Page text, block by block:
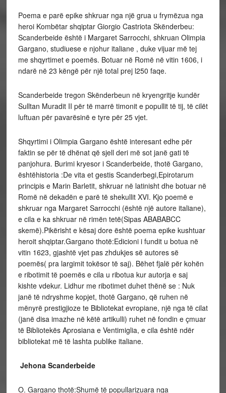
Poema e parë epike shkruar nga një grua u frymëzua nga
heroi Kombëtar shqiptar Giorgio Castriota Skënderbeu:
Scanderbeide është i Margaret Sarrocchi, shkruan Olimpia
Gargano, studiuese e njohur italiane , duke vijuar më tej
me shqyrtimet e poemës. Botuar në Romë në vitin 1606, i
ndarë në 23 këngë për një total prej l250 faqe.
Scanderbeide tregon Skënderbeun në kryengritje kundër
Sulltan Muradit II për të marrë timonit e popullit të tij, të cilët
luftuan për pavarësinë e tyre për 25 vjet.
Shqyrtimi i Olimpia Gargano është interesant edhe për
faktin se për të dhënat që sjell deri më sot janë gati të
panjohura. Burimi kryesor i Scanderbeide, thotë Gargano,
ështëhistoria :De vita et gestis Scanderbegi,Epirotarum
principis e Marin Barletit, shkruar në latinisht dhe botuar në
Romë në dekadën e parë të shekullit XVI. Kjo poemë e
shkruar nga Margaret Sarrocchi (është një autore italiane),
e cila e ka shkruar në rimën tetë(Sipas ABABABCC
skemë).Pikërisht e kësaj dore është poema epike kushtuar
heroit shqiptar.Gargano thotë:Edicioni i fundit u botua në
vitin 1623, gjashtë vjet pas zhdukjes së autores së
poemës( pra largimit tokësor të saj). Bëhet fjalë për kohën
e ribotimit të poemës e cila u ribotua kur autorja e saj
kishte vdekur. Lidhur me ribotimet duhet thënë se : Nuk
janë të ndryshme kopjet, thotë Gargano, që ruhen në
mënyrë prestigjioze te Bibliotekat evropiane, një nga të cilat
(janë disa imazhe në këtë artikulli) ruhet në fondin e çmuar
të Bibliotekës Aprosiana e Ventimiglia, e cila është ndër
bibliotekat më të lashta publike italiane.
Jehona Scanderbeide
O. Gargano thotë:Shumë të popullarizuara nga